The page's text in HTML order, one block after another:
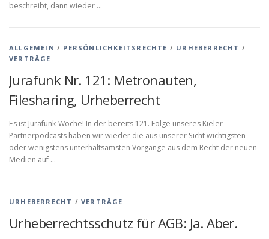
beschreibt, dann wieder …
ALLGEMEIN / PERSÖNLICHKEITSRECHTE / URHEBERRECHT /
VERTRÄGE
Jurafunk Nr. 121: Metronauten,
Filesharing, Urheberrecht
Es ist Jurafunk-Woche! In der bereits 121. Folge unseres Kieler
Partnerpodcasts haben wir wieder die aus unserer Sicht wichtigsten
oder wenigstens unterhaltsamsten Vorgänge aus dem Recht der neuen
Medien auf …
URHEBERRECHT /VERTRÄGE
Urheberrechtsschutz für AGB: Ja. Aber.